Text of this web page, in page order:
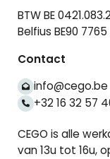
BTW BE
Belfius BE90
Contact
info@cego.be
+32 16 32 57
CEGO is alle
van 13u tot 16u,